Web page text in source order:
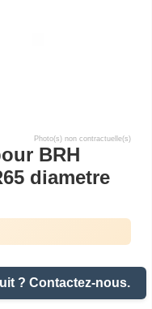
Photo(s) non contractuelle(s)
BRH
diametre
? Contactez-nous.